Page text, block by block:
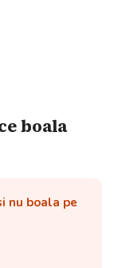
boala
nu boala pe